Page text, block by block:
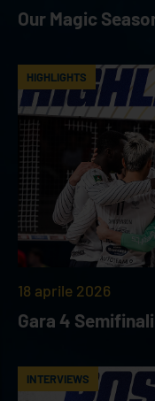
Our Magic
HIGHLIGHTS
18 aprile 2026
Gara 4
INTERVIEWS